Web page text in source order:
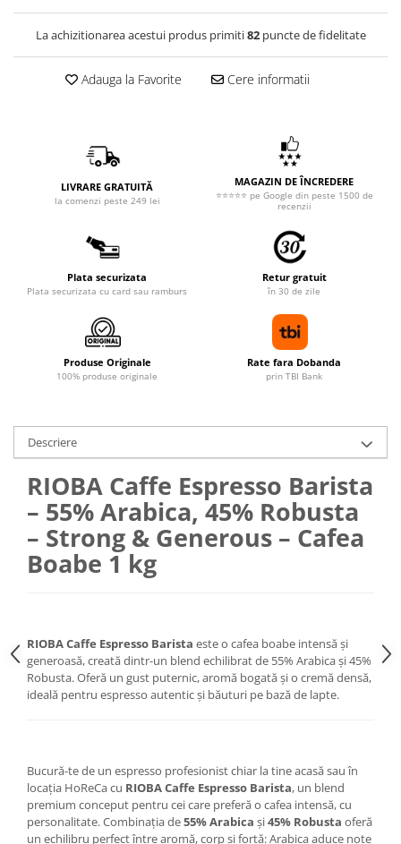
La achizitionarea acestui produs primiti82puncte de fidelitate
Adauga la Favorite Cere informatii
LIVRARE GRATUITĂ
la comenzi peste 249 lei
MAGAZIN DE ÎNCREDERE
⭐⭐⭐⭐⭐ pe Google din peste 1500 de
recenzii
Plata securizata
Plata securizata cu card sau ramburs
Retur gratuit
în 30 de zile
Produse Originale
100% produse originale
Rate fara Dobanda
prin TBI Bank
Descriere
RIOBA Caffe Espresso Barista
– 55% Arabica, 45% Robusta
– Strong & Generous – Cafea
Boabe 1 kg
RIOBA Caffe Espresso Barista este o cafea boabe intensă și
generoasă, creată dintr-un blend echilibrat de 55% Arabica și 45%
Robusta. Oferă un gust puternic, aromă bogată și o cremă densă,
ideală pentru espresso autentic și băuturi pe bază de lapte.
Bucură-te de un espresso profesionist chiar la tine acasă sau în
locația HoReCa cu RIOBA Caffe Espresso Barista, un blend
premium conceput pentru cei care preferă o cafea intensă, cu
personalitate. Combinația de55% Arabica și45% Robusta oferă
un echilibru perfect între aromă, corp și forță: Arabica aduce note